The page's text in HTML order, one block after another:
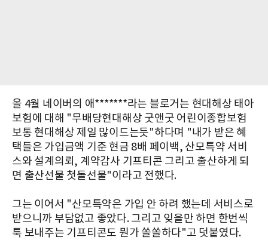
올 4월 네이버의 애*******라는 블로거는 현대해상 태아
보험에 대해 "무배당현대해상 굿앤굿 어린이종합보험
보통 현대해상 제일 많이드는듯"하다며 "내가 받은 혜
택들은 가입금액 기준 현금 8배 페이백, 산모특약 서비
스와 설계의뢰, 계약감사 기프티콘 그리고 출산하게 되
면 출산선물 첫돌선물"이라고 전했다.
그는 이어서 "산모특약은 가입 안 하려 했는데 서비스로
받으니까 부담없고 좋았다. 그리고 잊을만 하면 한번씩
툭 보내주는 기프티콘도 뭔가 쏠쏠하다"고 덧붙였다.